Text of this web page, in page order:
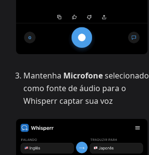
Mantenha Microfoneselecionado
como fonte de áudio para o
Whisperr captar sua voz